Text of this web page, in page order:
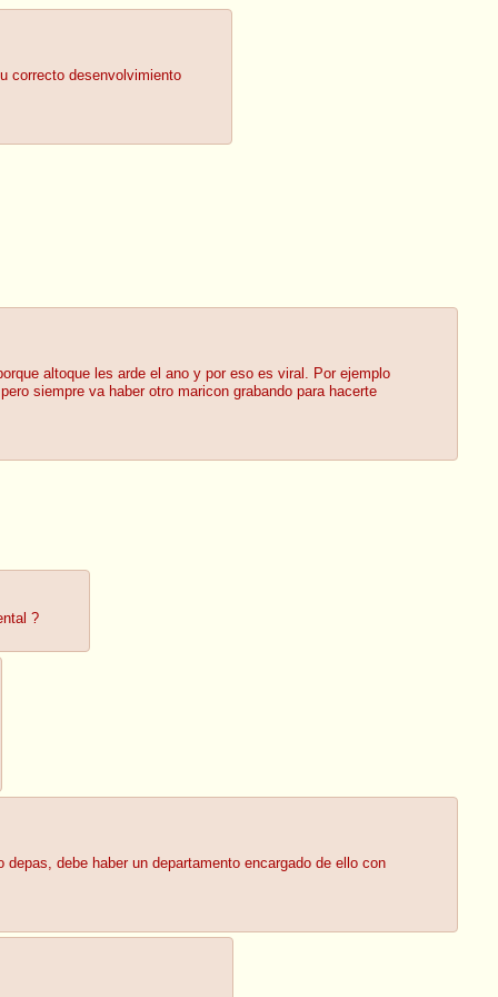
correcto desenvolvimiento
altoque les arde el ano y por eso es viral. Por ejemplo
siempre va haber otro maricon grabando para hacerte
?
debe haber un departamento encargado de ello con